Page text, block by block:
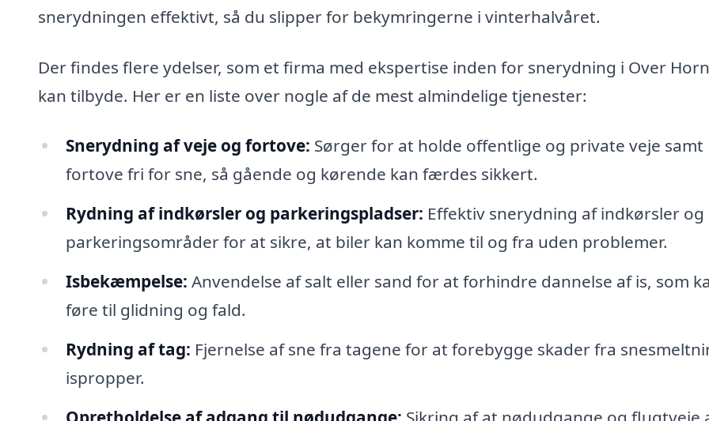
snerydningen effektivt, så du slipper for bekymringerne i vinterhalvåret.
Der findes flere ydelser, som et firma med ekspertise inden for snerydning i Over
kan tilbyde. Her er en liste over nogle af de mest almindelige tjenester:
Snerydning af veje og fortove: Sørger for at holde offentlige og private veje samt
fortove fri for sne, så gående og kørende kan færdes sikkert.
Rydning af indkørsler og parkeringspladser: Effektiv snerydning af indkørsler og
parkeringsområder for at sikre, at biler kan komme til og fra uden problemer.
Isbekæmpelse: Anvendelse af salt eller sand for at forhindre dannelse af is, som
føre til glidning og fald.
Rydning af tag: Fjernelse af sne fra tagene for at forebygge skader fra
ispropper.